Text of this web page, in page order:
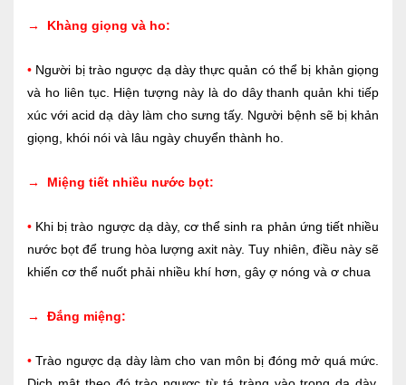
→ Khàng giọng và ho:
• Người bị trào ngược dạ dày thực quản có thể bị khản giọng
và ho liên tục. Hiện tượng này là do dây thanh quản khi tiếp
xúc với acid dạ dày làm cho sưng tấy. Người bệnh sẽ bị khản
giọng, khói nói và lâu ngày chuyển thành ho.
→ Miệng tiết nhiều nước bọt:
• Khi bị trào ngược dạ dày, cơ thể sinh ra phản ứng tiết nhiều
nước bọt để trung hòa lượng axit này. Tuy nhiên, điều này sẽ
khiến cơ thể nuốt phải nhiều khí hơn, gây ợ nóng và ơ chua
→ Đắng miệng:
•Trào ngược dạ dày làm cho van môn bị đóng mở quá mức.